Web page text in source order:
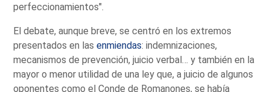
perfeccionamientos".
El debate, aunque breve, se centró en los extremos
presentados en lasenmiendas: indemnizaciones,
mecanismos de prevención, juicio verbal… y también en la
mayor o menor utilidad de una ley que, a juicio de algunos
oponentes como el Conde de Romanones, se había